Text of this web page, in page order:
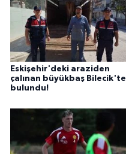
Eskişehir'deki araziden
çalınan büyükbaş Bilecik'te
bulundu!